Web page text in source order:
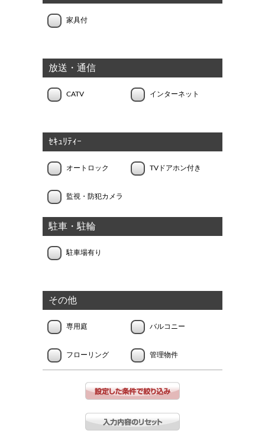
家具付
放送・通信
CATV インターネット
ｾｷｭﾘﾃｨｰ
オートロック TVドアホン付き
監視・防犯カメラ
駐車・駐輪
駐車場有り
その他
専用庭 バルコニー
フローリング 管理物件